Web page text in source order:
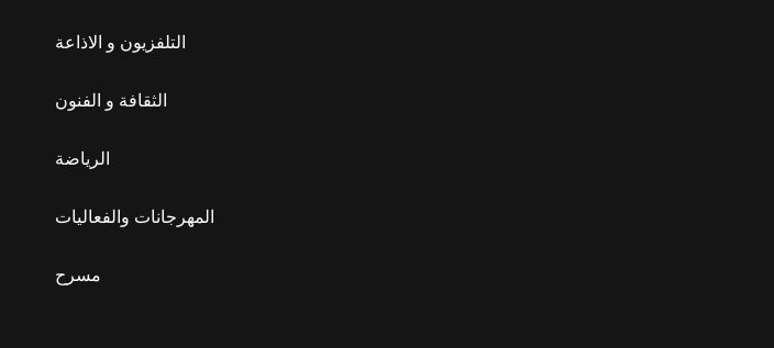
التلفزيون و الاذاعة
الثقافة و الفنون
الرياضة
المهرجانات والفعاليات
مسرح